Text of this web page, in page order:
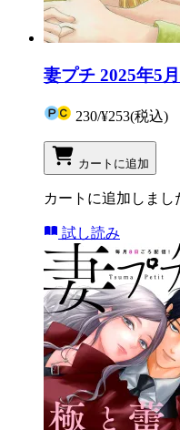
妻プチ 2025年5
230/¥253(税込)
カートに追加
カートに追加しまし
試し読み